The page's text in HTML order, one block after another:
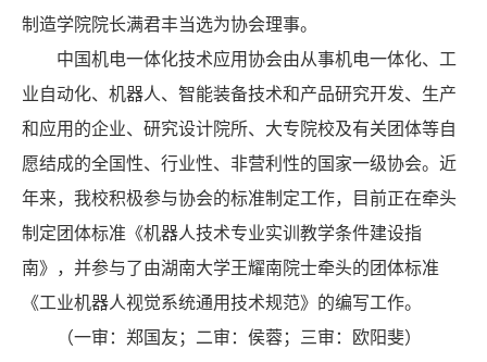
制造学院院长满君丰当选为协会理事。
中国机电一体化技术应用协会由从事机电一体化、工
业自动化、机器人、智能装备技术和产品研究开发、生产
和应用的企业、研究设计院所、大专院校及有关团体等自
愿结成的全国性、行业性、非营利性的国家一级协会。近
年来，我校积极参与协会的标准制定工作，目前正在牵头
制定团体标准《机器人技术专业实训教学条件建设指
南》，并参与了由湖南大学王耀南院士牵头的团体标准
《工业机器人视觉系统通用技术规范》的编写工作。
（一审：郑国友；二审：侯蓉；三审：欧阳斐）